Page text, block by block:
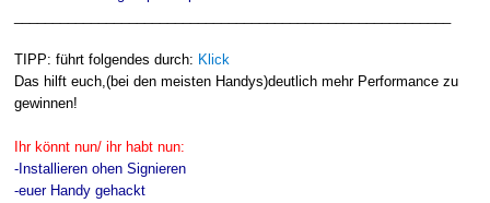
TIPP: führt folgendes durch: Klick
Das hilft euch,(bei den meisten Handys)deutlich mehr Performance zu
gewinnen!
Ihr könnt nun/ ihr habt nun:
-Installieren ohen Signieren
-euer Handy gehackt